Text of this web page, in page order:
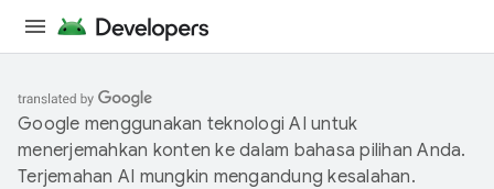
Google menggunakan teknologi AI untuk
menerjemahkan konten ke dalam bahasa pilihan Anda.
Terjemahan AI mungkin mengandung kesalahan.